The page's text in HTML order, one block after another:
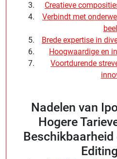
Creatieve
Verbindt met
Brede expertise in
Hoogwaardige en
Voortdurende
Nadelen van
Hogere
Beschikbaarheid